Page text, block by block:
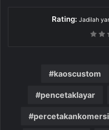
Rating: Jadilah
kaoscustom
pencetaklayar